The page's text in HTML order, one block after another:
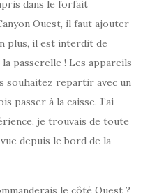
dans le forfait
Ouest, il faut ajouter
plus, il est interdit de
passerelle ! Les appareils
souhaitez repartir avec un
passer à la caisse. J’ai
je trouvais de toute
depuis le bord de la
le côté Ouest ?